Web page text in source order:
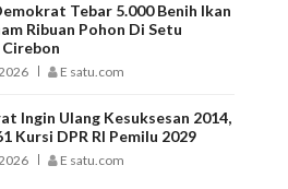
Tebar 5.000 Benih Ikan
Ribuan Pohon Di Setu
E satu.com
Ingin Ulang Kesuksesan 2014,
Kursi DPR RI Pemilu 2029
E satu.com